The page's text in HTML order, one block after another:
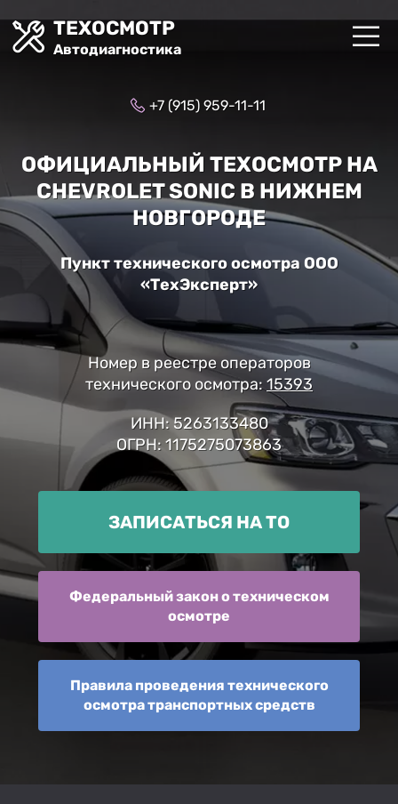
ТЕХОСМОТР
Автодиагностика
+7 (915) 959-11-11
ОФИЦИАЛЬНЫЙ ТЕХОСМОТР НА
CHEVROLET SONIC В НИЖНЕМ
НОВГОРОДЕ
Пункт технического осмотра ООО
«ТехЭксперт»
Номер в реестре операторов
технического осмотра:15393
ИНН: 5263133480
ОГРН: 1175275073863
ЗАПИСАТЬСЯ НА ТО
Федеральный закон о техническом
осмотре
Правила проведения технического
осмотра транспортных средств